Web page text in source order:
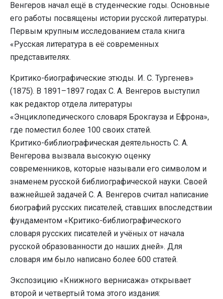
Венгеров начал ещё в студенческие годы. Основные
его работы посвящены истории русской литературы.
Первым крупным исследованием стала книга
«Русская литература в её современных
представителях.
Критико-биографические этюды. И. С. Тургенев»
(1875). В 1891–1897 годах С. А. Венгеров выступил
как редактор отдела литературы
«Энциклопедического словаря Брокгауза и Ефрона»,
где поместил более 100 своих статей.
Критико-библиографическая деятельность С. А.
Венгерова вызвала высокую оценку
современников, которые называли его символом и
знаменем русской библиографической науки. Своей
важнейшей задачей С. А. Венгеров считал написание
биографий русских писателей, ставших впоследствии
фундаментом «Критико-библиографического
словаря русских писателей и учёных от начала
русской образованности до наших дней». Для
словаря им было написано более 600 статей.
Экспозицию «Книжного вернисажа» открывает
второй и четвертый тома этого издания: